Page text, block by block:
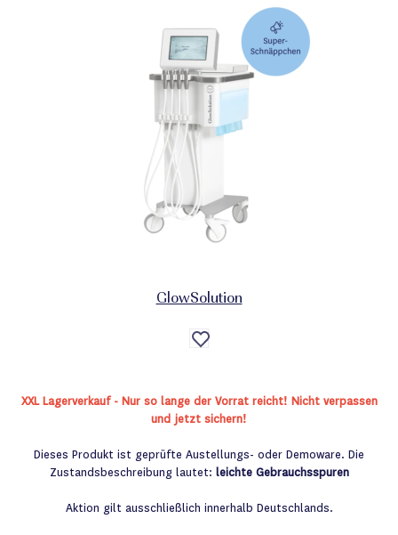
GlowSolution
Auf
die
XXL Lagerverkauf - Nur so lange der Vorrat reicht! Nicht verpassen
und jetzt sichern!
Dieses Produkt ist geprüfte Austellungs- oder Demoware. Die
Zustandsbeschreibung lautet: leichte Gebrauchsspuren
Aktion gilt ausschließlich innerhalb Deutschlands.